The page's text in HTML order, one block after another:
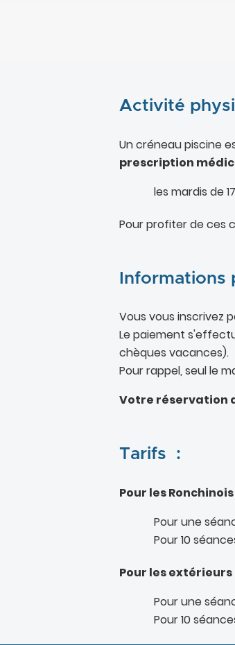
Activité
Un créneau piscine
prescription
les mardis de
Pour profiter de ces
Informations
Vous vous inscrivez
Le paiement
chèques vacances).
Pour rappel, seul le
Votre réservation
Tarifs :
Pour les Ronchinois
Pour une
Pour 10
Pour les extérieurs
Pour une
Pour 10